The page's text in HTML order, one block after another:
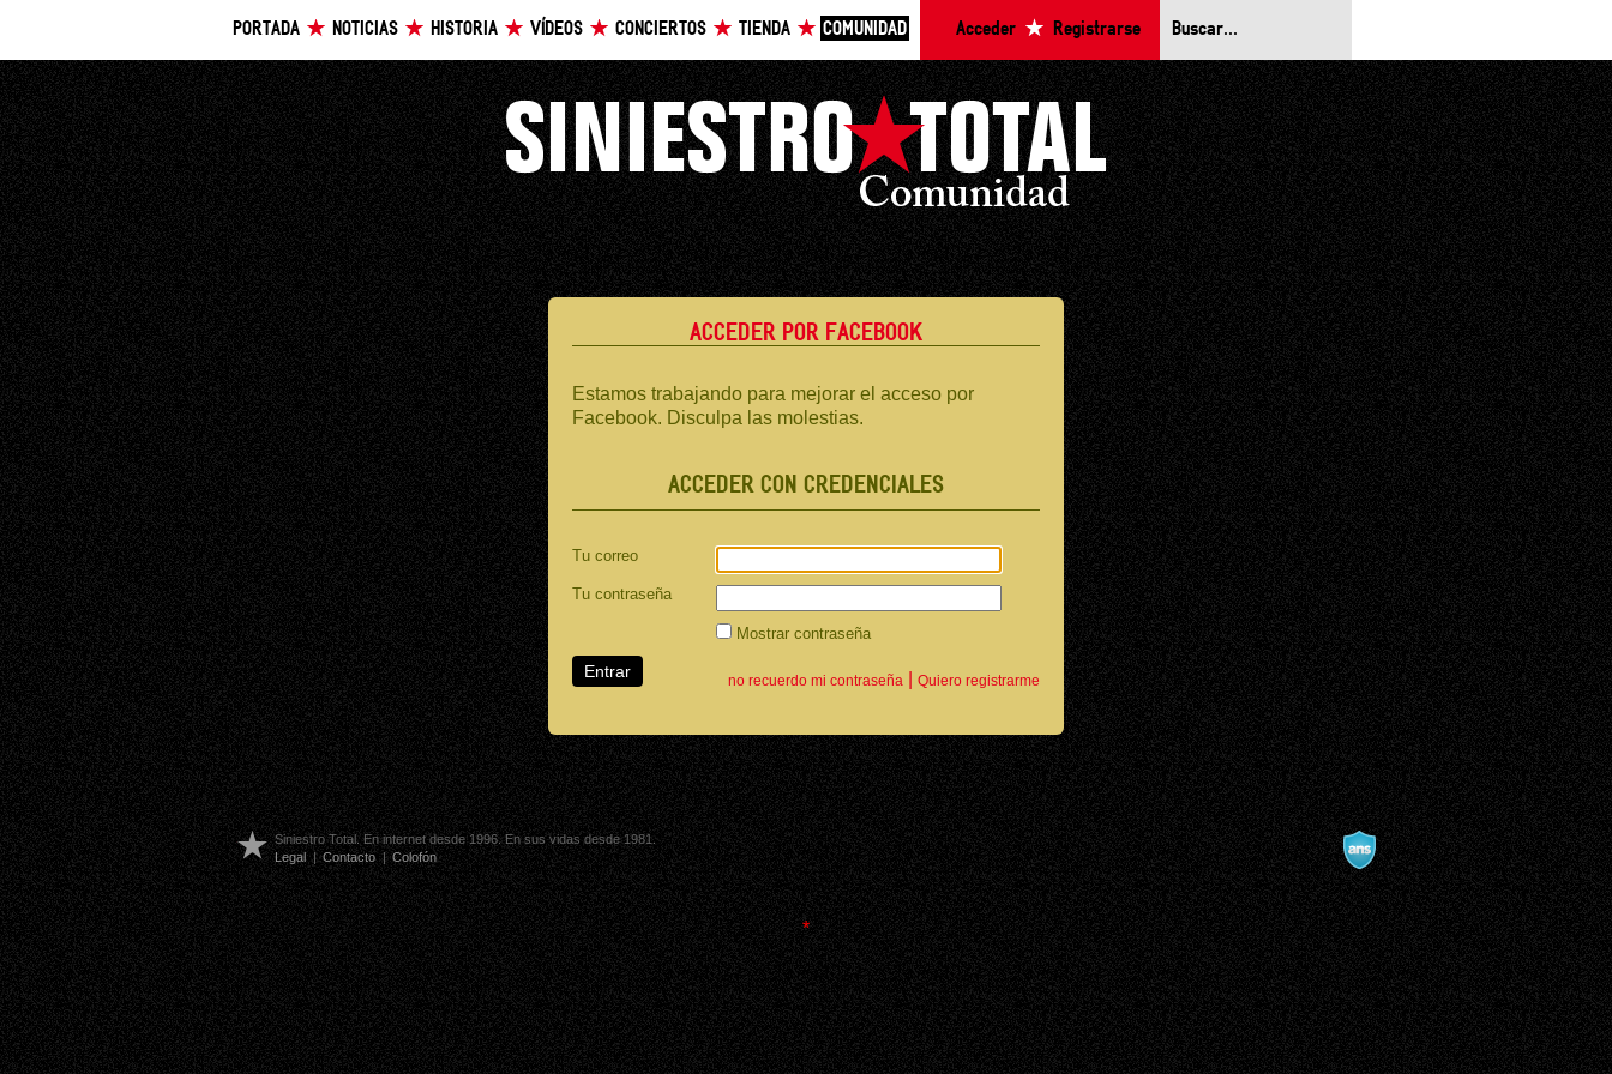
PORTADA NOTICIAS HISTORIA VÍDEOS CONCIERTOS TIENDA COMUNIDAD Acceder Registrarse
ACCEDER POR FACEBOOK
Estamos trabajando para mejorar el acceso por
Facebook. Disculpa las molestias.
ACCEDER CON CREDENCIALES
Tu correo
Tu contraseña
Mostrar contraseña
no recuerdo mi contraseña Quiero registrarme
Siniestro Total. En internet desde 1996. En sus vidas desde 1981.
Legal | Contacto | Colofón
*